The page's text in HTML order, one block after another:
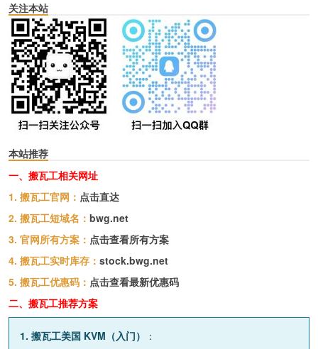
关注本站
本站推荐
一、搬瓦工相关网址
1. 搬瓦工官网： 点击直达
2. 搬瓦工短域名： bwg.net
3. 官网所有方案： 点击查看所有方案
4. 搬瓦工实时库存： stock.bwg.net
5. 搬瓦工优惠码： 点击查看最新优惠码
二、搬瓦工推荐方案
1. 搬瓦工美国 KVM（入门） ：